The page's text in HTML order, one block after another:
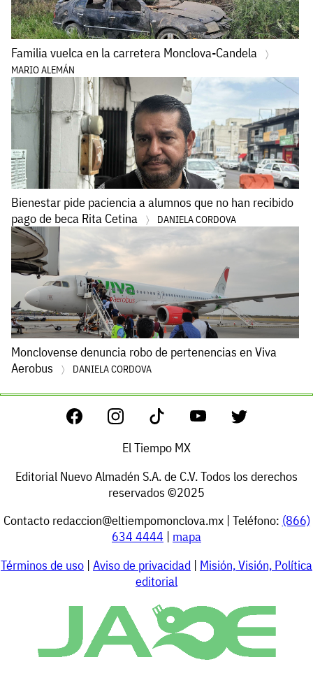
Familia vuelca en la carretera Monclova-Candela
MARIO ALEMÁN
Bienestar pide paciencia a alumnos que no han recibido
pago de beca Rita Cetina
DANIELA CORDOVA
Monclovense denuncia robo de pertenencias en Viva
Aerobus
DANIELA CORDOVA
El Tiempo MX
Editorial Nuevo Almadén S.A. de C.V. Todos los derechos
reservados ©2025
Contacto redaccion@eltiempomonclova.mx| Teléfono: (866)
634 4444 | mapa
Términos de uso | Aviso de privacidad | Misión, Visión, Política
editorial